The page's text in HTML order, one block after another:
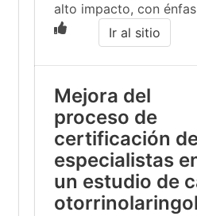
alto impacto, con
Ir al sitio
Mejora del
proceso de
certificación
especialistas
un estudio de